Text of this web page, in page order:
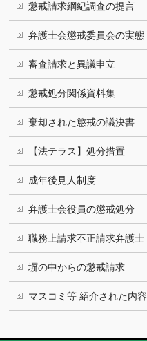
懲戒請求綱紀調査の提言
弁護士会懲戒委員会の実態
審査請求と異議申立
懲戒処分関係資料集
棄却された懲戒の議決書
【法テラス】処分措置
成年後見人制度
弁護士会役員の懲戒処分
職務上請求不正請求弁護士
塀の中からの懲戒請求
マスコミ等 紹介された内容